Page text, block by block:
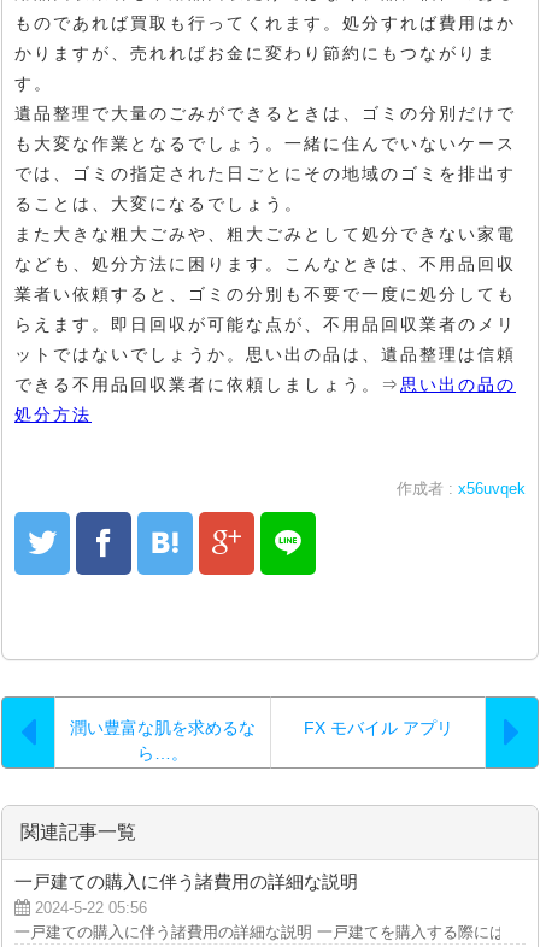
ものであれば買取も行ってくれます。処分すれば費用はか
かりますが、売れればお金に変わり節約にもつながりま
す。
遺品整理で大量のごみができるときは、ゴミの分別だけで
も大変な作業となるでしょう。一緒に住んでいないケース
では、ゴミの指定された日ごとにその地域のゴミを排出す
ることは、大変になるでしょう。
また大きな粗大ごみや、粗大ごみとして処分できない家電
なども、処分方法に困ります。こんなときは、不用品回収
業者い依頼すると、ゴミの分別も不要で一度に処分しても
らえます。即日回収が可能な点が、不用品回収業者のメリ
ットではないでしょうか。思い出の品は、遺品整理は信頼
できる不用品回収業者に依頼しましょう。⇒ 思い出の品の
処分方法
作成者 : x56uvqek
潤い豊富な肌を求めるな
ら…。
FX モバイル アプリ
関連記事一覧
一戸建ての購入に伴う諸費用の詳細な説明
2024-5-22 05:56
一戸建ての購入に伴う諸費用の詳細な説明 一戸建てを購入する際には、